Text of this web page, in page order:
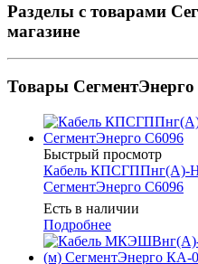
Разделы с товарами
магазине
Товары
Быстрый просмотр
Кабель КПСГППнг(А)-
СегментЭнерго С6096
Есть в наличии
Подробнее